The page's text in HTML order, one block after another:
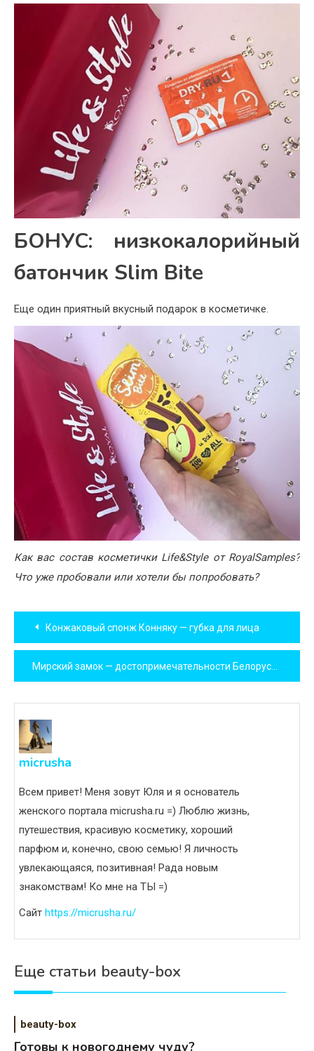
БОНУС: низкокалорийный
батончик Slim Bite
Еще один приятный вкусный подарок в косметичке.
Как вас состав косметички Life&Style от RoyalSamples?
Что уже пробовали или хотели бы попробовать?
Навигация
по
записям
Конжаковый спонж Конняку — губка для лица
Мирский замок — достопримечательности Белоруссии
micrusha
Всем привет! Меня зовут Юля и я основатель
женского портала micrusha.ru =) Люблю жизнь,
путешествия, красивую косметику, хороший
парфюм и, конечно, свою семью! Я личность
увлекающаяся, позитивная! Рада новым
знакомствам! Ко мне на ТЫ =)
Сайт https://micrusha.ru/
Еще статьи beauty-box
beauty-box
Готовы к новогоднему чуду?